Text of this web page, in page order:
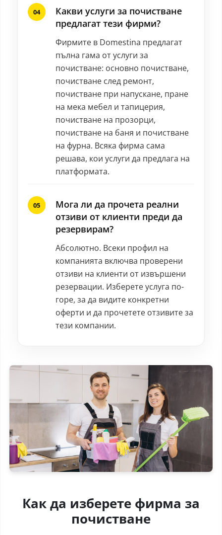
Какви услуги за почистване
предлагат тези фирми?
Фирмите в Domestina предлагат
пълна гама от услуги за
почистване: основно почистване,
почистване след ремонт,
почистване при напускане, пране
на мека мебел и тапицерия,
почистване на прозорци,
почистване на баня и почистване
на фурна. Всяка фирма сама
решава, кои услуги да предлага на
платформата.
Мога ли да прочета реални
отзиви от клиенти преди да
резервирам?
Абсолютно. Всеки профил на
компанията включва проверени
отзиви на клиенти от извършени
резервации. Изберете услуга по-
горе, за да видите конкретни
оферти и да прочетете отзивите за
тези компании.
Как да изберете фирма за
почистване